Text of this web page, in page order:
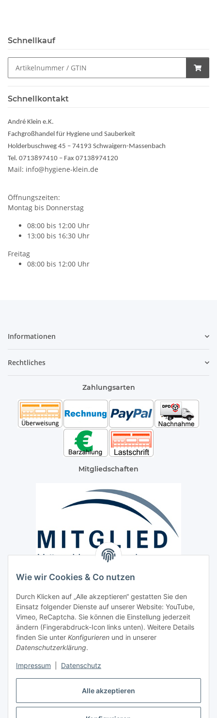
Alle akzeptieren
Wie wir Cookies & Co nutzen
Durch Klicken auf „Alle akzeptieren“ gestatten Sie den
Einsatz folgender Dienste auf unserer Website: YouTube,
Vimeo, ReCaptcha. Sie können die Einstellung jederzeit
ändern (Fingerabdruck-Icon links unten). Weitere Details
finden Sie unter Konfigurieren und in unserer
Datenschutzerklärung.
Impressum Datenschutz
Schnellkauf
Schnellkontakt
André Klein e.K.
Fachgroßhandel für Hygiene und Sauberkeit
Holderbuschweg 45 – 74193 Schwaigern-Massenbach
Tel. 0713897410 – Fax 07138974120
Mail: info@hygiene-klein.de
Öffnungszeiten:
Montag bis Donnerstag
08:00 bis 12:00 Uhr
13:00 bis 16:30 Uhr
Freitag
08:00 bis 12:00 Uhr
Informationen
Rechtliches
Zahlungsarten
Mitgliedschaften
Paketdienst und Spedition
Regionaler Lieferservice im Umkreis von ca. 60 Km
Sicherheit